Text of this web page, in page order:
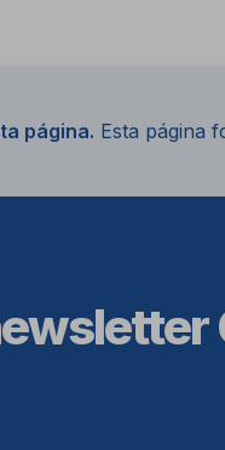
página. Esta página